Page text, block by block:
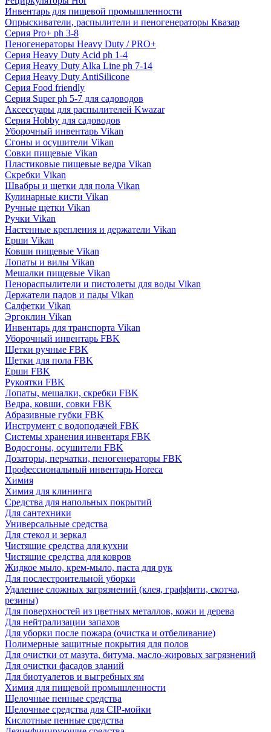
Инвентарь для пищевой промышленности
Опрыскиватели, распылители и пеногенераторы Квазар
Серия Pro+ ph 3-8
Пеногенераторы Heavy Duty / PRO+
Серия Heavy Duty Acid ph 1-4
Серия Heavy Duty Alka Line ph 7-14
Серия Heavy Duty AntiSilicone
Серия Food friendly
Серия Super ph 5-7 для садоводов
Аксессуары для распылителей Kwazar
Серия Hobby для садоводов
Уборочный инвентарь Vikan
Сгоны и осушители Vikan
Совки пищевые Vikan
Пластиковые пищевые ведра Vikan
Скребки Vikan
Швабры и щетки для пола Vikan
Кулинарные кисти Vikan
Ручные щетки Vikan
Ручки Vikan
Настенные крепления и держатели Vikan
Ерши Vikan
Ковши пищевые Vikan
Лопаты и вилы Vikan
Мешалки пищевые Vikan
Пенораспылители и пистолеты для воды Vikan
Держатели падов и пады Vikan
Салфетки Vikan
Эргоклин Vikan
Инвентарь для транспорта Vikan
Уборочный инвентарь FBK
Щетки ручные FBK
Щетки для пола FBK
Ерши FBK
Рукоятки FBK
Лопаты, мешалки, скребки FBK
Ведра, ковши, совки FBK
Абразивные губки FBK
Инструмент с водоподачей FBK
Системы хранения инвентаря FBK
Водосгоны, осушители FBK
Дозаторы, перчатки, пеногенераторы FBK
Профессиональный инвентарь Horeca
Химия
Химия для клининга
Средства для напольных покрытий
Для сантехники
Универсальные средства
Для стекол и зеркал
Чистящие средства для кухни
Чистящие средства для ковров
Жидкое мыло, крем-мыло, паста для рук
Для послестроительной уборки
Удаление сложных загрязнений (клея, граффити, скотча,
резины)
Для поверхностей из цветных металлов, кожи и дерева
Для нейтрализации запахов
Для уборки после пожара (очистка и отбеливание)
Полимерные защитные покрытия для полов
Для очистки от мазута, битума, масло-жировых загрязнений
Для очистки фасадов зданий
Для биотуалетов и выгребных ям
Химия для пищевой промышленности
Щелочные пенные средства
Щелочные средства для CIP-мойки
Кислотные пенные средства